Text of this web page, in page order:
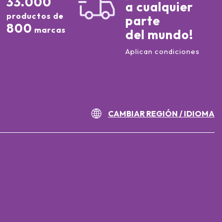
productos de
800 marcas
a cualquier
parte
del mundo!
Aplican condiciones
CAMBIAR REGIÓN / IDIOMA